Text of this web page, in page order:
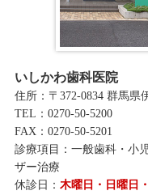
いしかわ歯科医院
住所：〒372-0834 群馬県
TEL：0270-50-5200
FAX：0270-50-5201
診療項目：一般歯科・小
ザー治療
休診日： 木曜日・日曜日